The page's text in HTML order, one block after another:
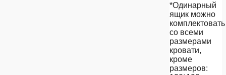
*Одинарный
ящик можно
комплектовать
со всеми
размерами
кровати,
кроме
размеров: